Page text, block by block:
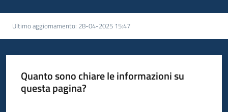
Ultimo aggiornamento: 28-04-2025 15:47
Quanto sono chiare le informazioni su
questa pagina?